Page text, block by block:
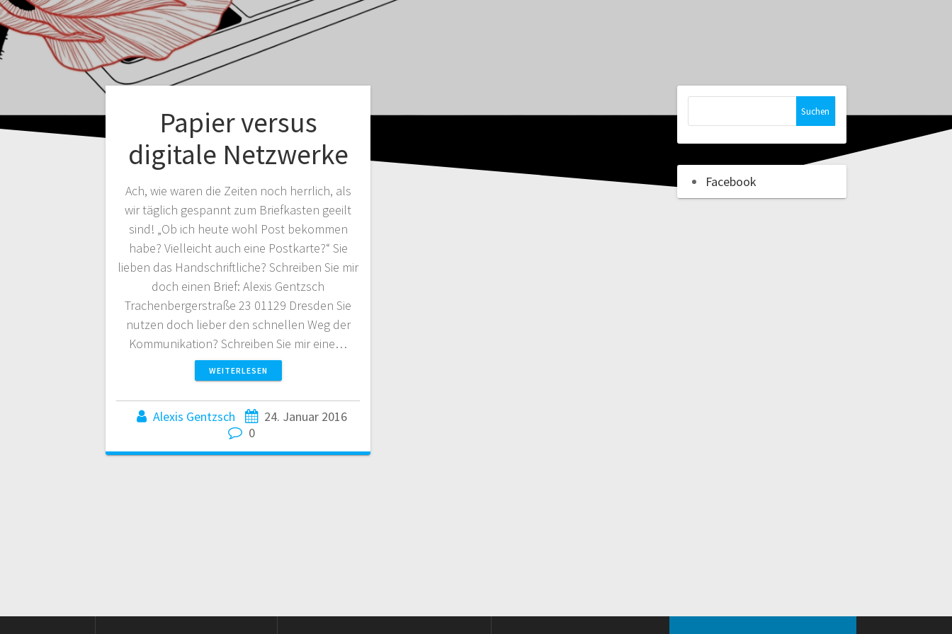
Papier versus
digitale Netzwerke
Ach, wie waren die Zeiten noch herrlich, als
wir täglich gespannt zum Briefkasten geeilt
sind! „Ob ich heute wohl Post bekommen
habe? Vielleicht auch eine Postkarte?“ Sie
lieben das Handschriftliche? Schreiben Sie mir
doch einen Brief: Alexis Gentzsch
Trachenbergerstraße 23 01129 Dresden Sie
nutzen doch lieber den schnellen Weg der
Kommunikation? Schreiben Sie mir eine…
WEITERLESEN
Alexis Gentzsch
24. Januar 2016
0
Facebook